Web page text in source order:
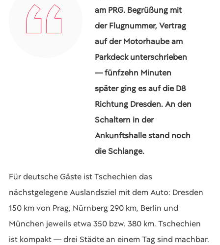
am PRG. Begrüßung mit
der Flugnummer, Vertrag
auf der Motorhaube am
Parkdeck unterschrieben
— fünfzehn Minuten
später ging es auf die D8
Richtung Dresden. An den
Schaltern in der
Ankunftshalle stand noch
die Schlange.
Für deutsche Gäste ist Tschechien das
nächstgelegene Auslandsziel mit dem Auto: Dresden
150 km von Prag, Nürnberg 290 km, Berlin und
München jeweils etwa 350 bzw. 380 km. Tschechien
ist kompakt — drei Städte an einem Tag sind machbar.